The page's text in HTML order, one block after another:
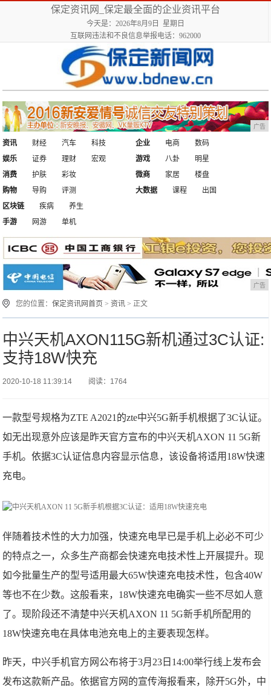
保定资讯网_保定最全面的企业资讯平台
今天是：2026年8月9日 星期日
互联网违法和不良信息举报电话：962000
广告
资讯 财经 汽车
科技
娱乐
证券 理财 宏观
企业 电商
数码
游戏
八卦
明星
消费
护肤
彩妆
购物
导购 评测
微商 家居
楼盘
大数据
课程
出国
区块链
疾病
养生
手游
网游 单机
广告
您的位置：保定资讯网首页 >资讯 > 正文
中兴天机AXON115G新机通过3C认证:
支持18W快充
2020-10-18 11:39:14 阅读：1764
一款型号规格为ZTE A2021的zte中兴5G新手机根据了3C认证。
如无出现意外应该是昨天官方宣布的中兴天机AXON 11 5G新
手机。依据3C认证信息内容显示信息，该设备将适用18W快速
充电。
伴随着技术性的大力加强，快速充电早已是手机上必必不可少
的特点之一，众多生产商都会快速充电技术性上开展提升。现
如今批量生产的型号适用最大65W快速充电技术性，包含40W
等也不在少数。这般看来，18W快速充电确实一些不尽如人意
了。现阶段还不清楚中兴天机AXON 11 5G新手机所配用的
18W快速充电在具体电池充电上的主要表现怎样。
昨天，中兴手机官方网公布将于3月23日14:00举行线上发布会
发布这款新产品。依据官方网的宣传海报看来，除开5G外，中